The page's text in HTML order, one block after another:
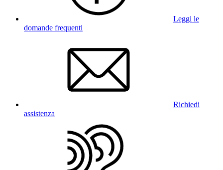
Leggi le
domande frequenti
Richiedi
assistenza